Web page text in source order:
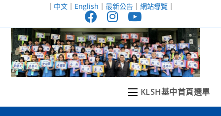
至
｜ 中文｜ English ｜ 最新公告｜ 網站導覽｜
KLSH基中首頁選單